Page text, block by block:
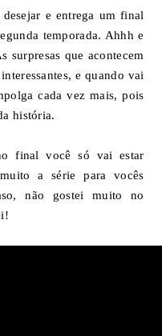
e entrega um final
temporada. Ahhh e
surpresas que acontecem
e quando vai
cada vez mais, pois
história.
final você só vai estar
a série para vocês
não gostei muito no